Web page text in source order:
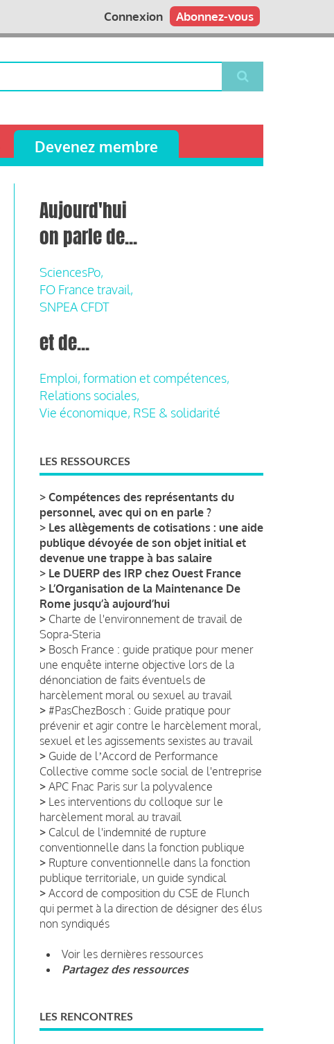
Abonnez-vous
Connexion
Devenez membre
Aujourd'hui
on parle de...
SciencesPo,
FO France travail,
SNPEA CFDT
et de...
Emploi, formation et compétences,
Relations sociales,
Vie économique, RSE & solidarité
LES RESSOURCES
> Compétences des représentants du
personnel, avec qui on en parle ?
> Les allègements de cotisations : une aide
publique dévoyée de son objet initial et
devenue une trappe à bas salaire
> Le DUERP des IRP chez Ouest France
> L’Organisation de la Maintenance De
Rome jusqu’à aujourd’hui
> Charte de l'environnement de travail de
Sopra-Steria
> Bosch France : guide pratique pour mener
une enquête interne objective lors de la
dénonciation de faits éventuels de
harcèlement moral ou sexuel au travail
> #PasChezBosch : Guide pratique pour
prévenir et agir contre le harcèlement moral,
sexuel et les agissements sexistes au travail
> Guide de lʼAccord de Performance
Collective comme socle social de l'entreprise
> APC Fnac Paris sur la polyvalence
> Les interventions du colloque sur le
harcèlement moral au travail
> Calcul de l'indemnité de rupture
conventionnelle dans la fonction publique
> Rupture conventionnelle dans la fonction
publique territoriale, un guide syndical
> Accord de composition du CSE de Flunch
qui permet à la direction de désigner des élus
non syndiqués
Voir les dernières ressources
Partagez des ressources
LES RENCONTRES